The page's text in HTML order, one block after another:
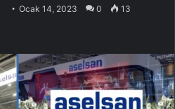
Ocak 14, 2023 0 13